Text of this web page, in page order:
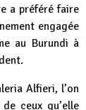
a préféré faire
engagée
au Burundi à
Alfieri, l’on
ceux qu’elle